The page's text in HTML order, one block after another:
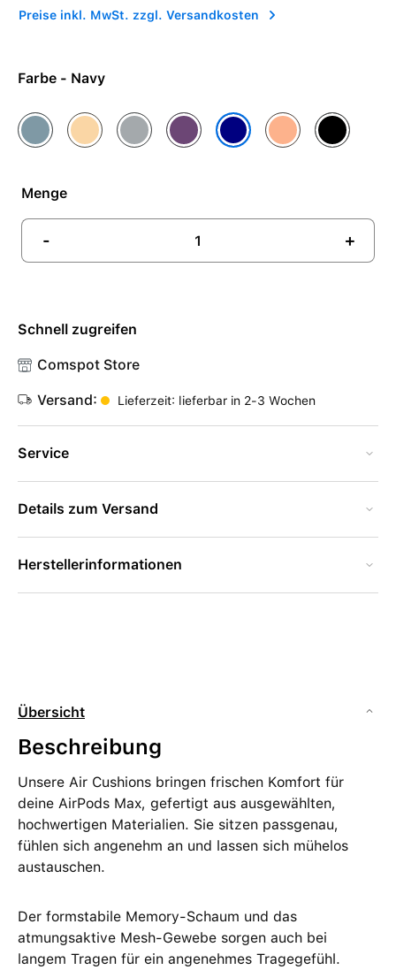
Preise inkl. MwSt. zzgl. Versandkosten
Farbe - Navy
Blau Champagne
HellgrauLila Navy Orange Schwarz
Menge
- +
Schnell zugreifen
Comspot Store
Versand: Lieferzeit: lieferbar in 2-3 Wochen
Service
Details zum Versand
Herstellerinformationen
Übersicht
Beschreibung
Unsere Air Cushions bringen frischen Komfort für
deine AirPods Max, gefertigt aus ausgewählten,
hochwertigen Materialien. Sie sitzen passgenau,
fühlen sich angenehm an und lassen sich mühelos
austauschen.
Der formstabile Memory-Schaum und das
atmungsaktive Mesh-Gewebe sorgen auch bei
langem Tragen für ein angenehmes Tragegefühl.